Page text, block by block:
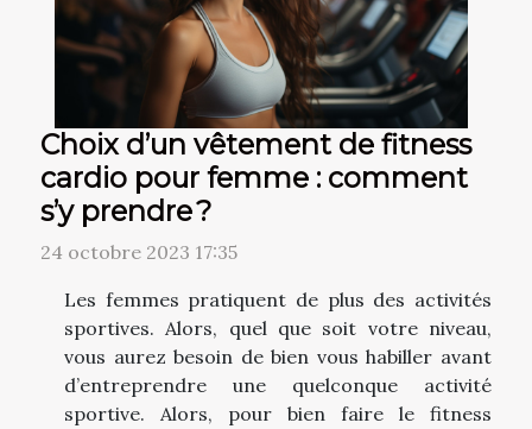
Choix d’un vêtement de fitness
cardio pour femme : comment
s’y prendre ?
24 octobre 2023 17:35
Les femmes pratiquent de plus des activités
sportives. Alors, quel que soit votre niveau,
vous aurez besoin de bien vous habiller avant
d’entreprendre une quelconque activité
sportive. Alors, pour bien faire le fitness